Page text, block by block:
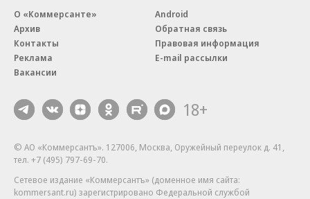
девять месяцев год к году, мануфактура
выпустила на начало третьего квартала 2,6 тыс.
единиц инструментов, рассказали в компании.
Представитель фабрики рассказал, что часть
главное — компании не хватает
сковывает, а промышленную ипотеку нам
О «Коммерсанте»
Архив
Контакты
Реклама
Вакансии
Android
Обратная связь
Правовая информация
E-mail рассылки
18+
© АО «Коммерсантъ». 127006, Москва, Оружейный переулок д. 41,
тел. +7 (495) 797-69-70.
Сетевое издание «Коммерсантъ» (доменное имя сайта:
kommersant.ru) зарегистрировано Федеральной службой